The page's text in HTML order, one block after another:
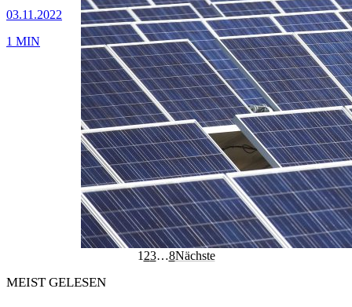
03.11.2022
1 MIN
1 23…8Nächste
MEIST GELESEN